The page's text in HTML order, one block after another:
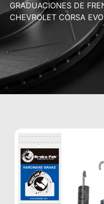
GRADUACIONES DE
CHEVROLET CORSA